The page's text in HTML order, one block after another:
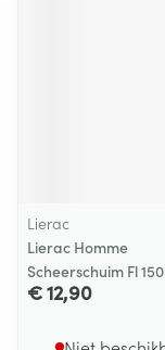
Lierac
Lierac Homme
Scheerschuim Fl
€ 12,90